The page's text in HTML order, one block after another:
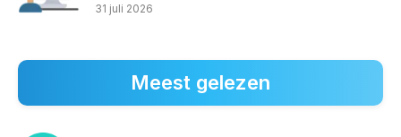
31 juli 2026
Meest gelezen